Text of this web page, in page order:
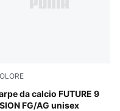
Red-PUMA Black
da calcio FUTURE 9
FG/AG unisex
Almond-PUMA